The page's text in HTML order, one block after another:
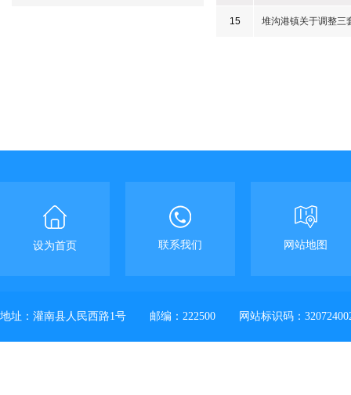
15 堆沟港镇关于调整三
设为首页 联系我们 网站地图
地址：灌南县人民西路1号 邮编：222500 网站标识码：